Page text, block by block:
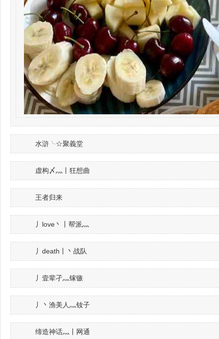
水滸╰☆聚義堂
虚构〆灬丨狂想曲
王者归来
丿love丶丨帮派灬
丿death丨丶战队
丿壹辈孑灬镓镞
丿丶渔美人灬钕子
缔造神话灬丨网通